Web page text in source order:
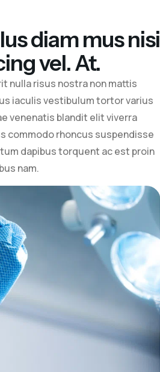
diam mus nisi
vel. At.
nulla risus nostra non mattis
iaculis vestibulum tortor varius
venenatis blandit elit viverra
commodo rhoncus suspendisse
dapibus torquent ac est proin
nam.